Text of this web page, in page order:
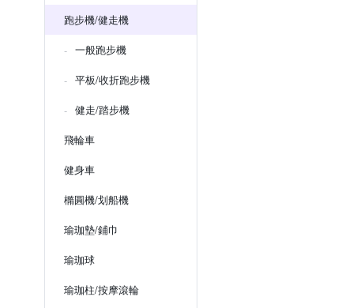
跑步機/健走機
一般跑步機
平板/收折跑步機
健走/踏步機
飛輪車
健身車
橢圓機/划船機
瑜珈墊/鋪巾
瑜珈球
瑜珈柱/按摩滾輪